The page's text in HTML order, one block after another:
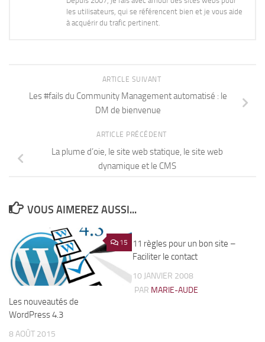
les utilisateurs, qui se référencent bien et je vous aide
à acquérir du trafic pertinent.
ARTICLE SUIVANT
Les #fails du Community Management automatisé : le
DM de bienvenue
ARTICLE PRÉCÉDENT
La plume d’oie, le site web statique, le site web
dynamique et le CMS
VOUS AIMEREZ AUSSI...
15
Les nouveautés de
WordPress 4.3
8 AOÛT 2015
11 règles pour un bon site –
Faciliter le contact
10 JANVIER 2008
PAR MARIE-AUDE